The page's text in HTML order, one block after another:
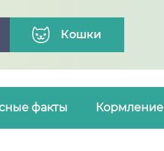
Кошки
факты Кормление